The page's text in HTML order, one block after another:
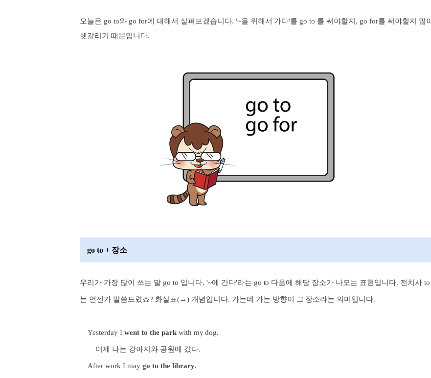
오늘은 go to와 go for에 대해서 살펴보겠습니다. '~을 위해서 가다'를 go to 를 써야할지, go for를 써야할지 많이
헷갈리기 때문입니다.
go to + 장소
우리가 가장 많이 쓰는 말 go to 입니다. '~에 간다'라는 go to 다음에 해당 장소가 나오는 표현입니다. 전치사 to
는 언젠가 말씀드렸죠? 화살표(→) 개념입니다. 가는데 가는 방향이 그 장소라는 의미입니다.
Yesterday Iwent to the parkwith my dog.
어제 나는 강아지와 공원에 갔다.
After work I may go to the library.